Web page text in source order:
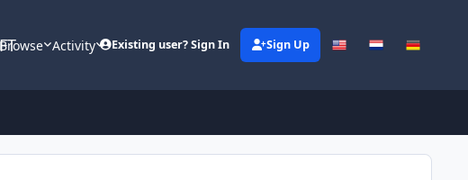
Browse Activity Existing user? Sign In Sign Up